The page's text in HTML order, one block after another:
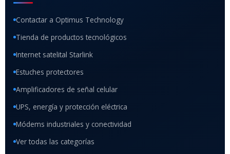
Contactar a Optimus Technology
Tienda de productos tecnológicos
Internet satelital Starlink
Estuches protectores
Amplificadores de señal celular
UPS, energía y protección eléctrica
Módems industriales y conectividad
Ver todas las categorías